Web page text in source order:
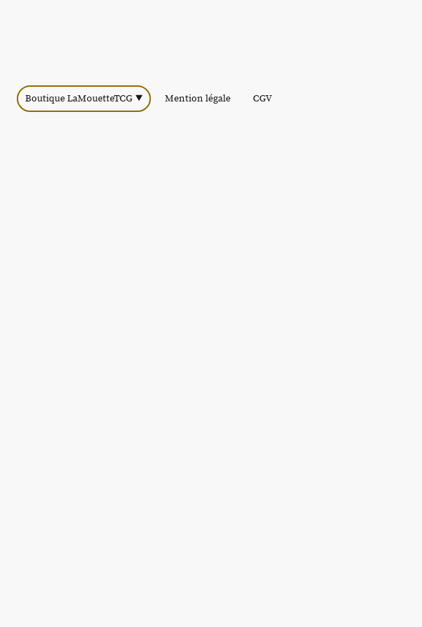
Boutique LaMouetteTCG Mention légale CGV